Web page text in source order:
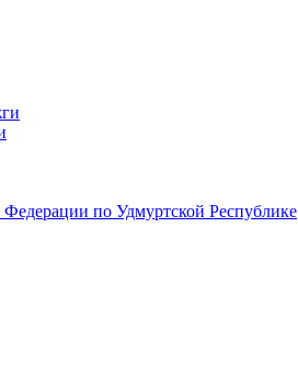
по Удмуртской Республике